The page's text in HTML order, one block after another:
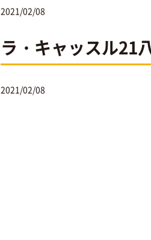
2021/02/08
ラ・キャッスル21
2021/02/08